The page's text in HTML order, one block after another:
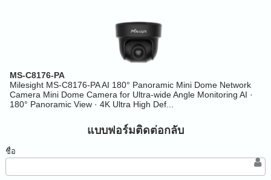
MS-C8176-PA
Milesight MS-C8176-PA AI 180° Panoramic Mini Dome Network
Camera Mini Dome Camera for Ultra-wide Angle Monitoring AI ·
180° Panoramic View · 4K Ultra High Def...
แบบฟอร์มติดต่อกลับ
ชื่อ